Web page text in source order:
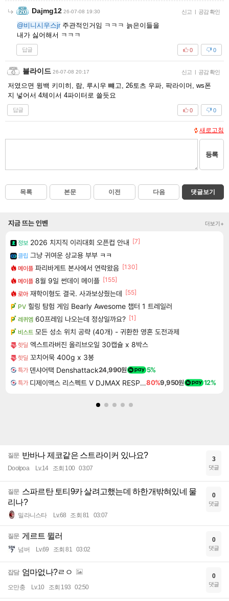
Dajmg12 26-07-08 19:30 신고 공감 확인
@비니시우스jr주관적인거임 ㅋㅋㅋ 늙은이들을
내가 싫어해서 ㅋㅋㅋ
답글 0
0
블라이드 26-07-08 20:17 신고 공감 확인
저였으면 윙백 키미히, 람, 루시우 뺴고, 26토츠 우파, 팍라이머, ws폰
지 넣어서 4체이서 4파이터로 쓸듯요
답글 0
0
새로고침
등록
목록 본문 이전 다음 댓글보기
지금 뜨는 인벤 더보기+
정보 2026 치지직 이리대회 오픈컵 안내 [7]
클립 그냥 귀여운 상교용 부부 ㅋㅋ
메이플 파리바게트 본사에서 연락왔음 [130]
메이플 8월 9일 썬데이 메이플 [155]
로아 재학이형도 결국. 사과보상줬는데 [55]
PV 힐링 탐험 게임 Bearly Awesome 챕터 1 트레일러
레퀴엠 60프레임 나오는데 정상일까요? [1]
비스트 모든 성소 위치 공략 (40개) - 귀환한 영혼 도전과제
핫딜 엑스트라버진 올리브오일 30캡슐 x 8박스
핫딜 꼬치어묵 400g x 3봉
특가 덴샤어택 Denshattack24,990원 5%
특가 디제이맥스 리스펙트 V DJMAX RESPECT V80%9,950원 12%
질문 반바나 제코같은 스트라이커 있나요?
Doolpoa Lv.14 조회 100 03:07
3
댓글
질문 스파르탄 토티9카 살려고했는데 하한개밖혀있네 물
리나?
밀라니스타 Lv.68 조회 81 03:07
0
댓글
질문 게르트 뮐러
넘버 Lv.69 조회 81 03:02
0
댓글
잡담 엄마없나?ㄹㅇ
오만충 Lv.10 조회 193 02:50
0
댓글